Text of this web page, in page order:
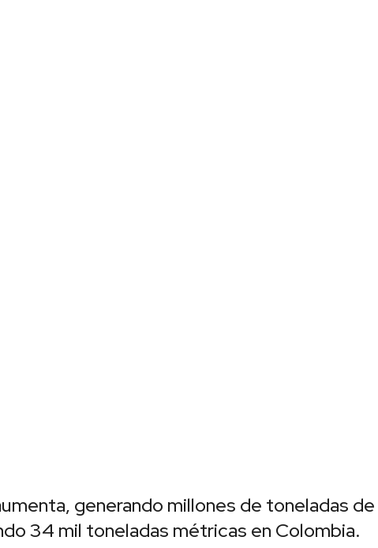
generando millones de toneladas de
34 mil toneladas métricas en Colombia.